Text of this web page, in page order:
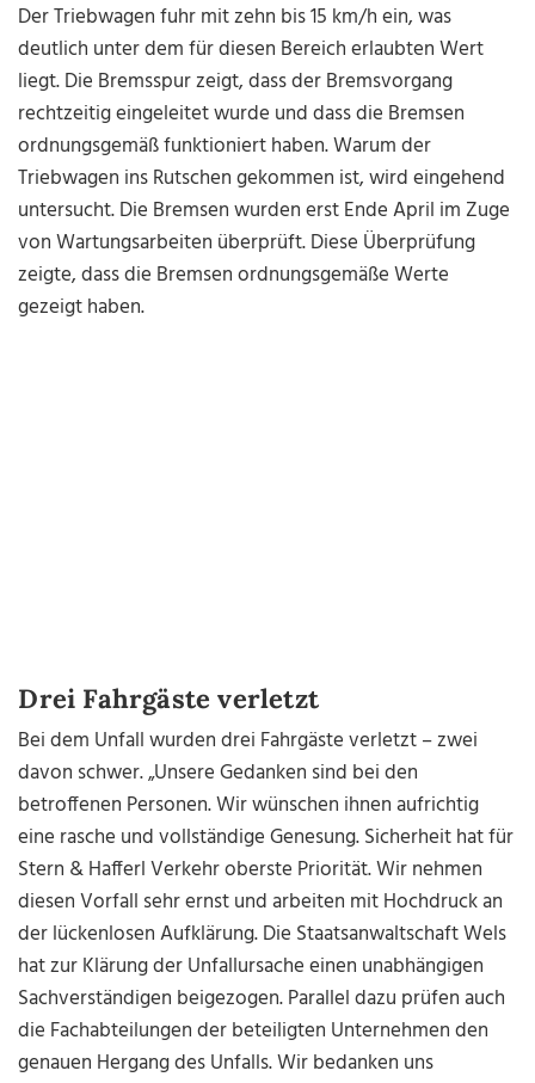
Der Triebwagen fuhr mit zehn bis 15 km/h ein, was
deutlich unter dem für diesen Bereich erlaubten Wert
liegt. Die Bremsspur zeigt, dass der Bremsvorgang
rechtzeitig eingeleitet wurde und dass die Bremsen
ordnungsgemäß funktioniert haben. Warum der
Triebwagen ins Rutschen gekommen ist, wird eingehend
untersucht. Die Bremsen wurden erst Ende April im Zuge
von Wartungsarbeiten überprüft. Diese Überprüfung
zeigte, dass die Bremsen ordnungsgemäße Werte
gezeigt haben.
Drei Fahrgäste verletzt
Bei dem Unfall wurden drei Fahrgäste verletzt – zwei
davon schwer. „Unsere Gedanken sind bei den
betroffenen Personen. Wir wünschen ihnen aufrichtig
eine rasche und vollständige Genesung. Sicherheit hat für
Stern & Hafferl Verkehr oberste Priorität. Wir nehmen
diesen Vorfall sehr ernst und arbeiten mit Hochdruck an
der lückenlosen Aufklärung. Die Staatsanwaltschaft Wels
hat zur Klärung der Unfallursache einen unabhängigen
Sachverständigen beigezogen. Parallel dazu prüfen auch
die Fachabteilungen der beteiligten Unternehmen den
genauen Hergang des Unfalls. Wir bedanken uns